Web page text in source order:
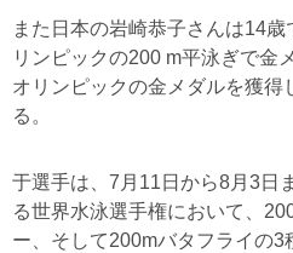
また日本の岩崎恭子さんは14
リンピックの200 m平泳ぎで金
オリンピックの金メダルを獲得
る。
于選手は、7月11日から8月3日
る世界水泳選手権において、
ー、そして200mバタフライの3